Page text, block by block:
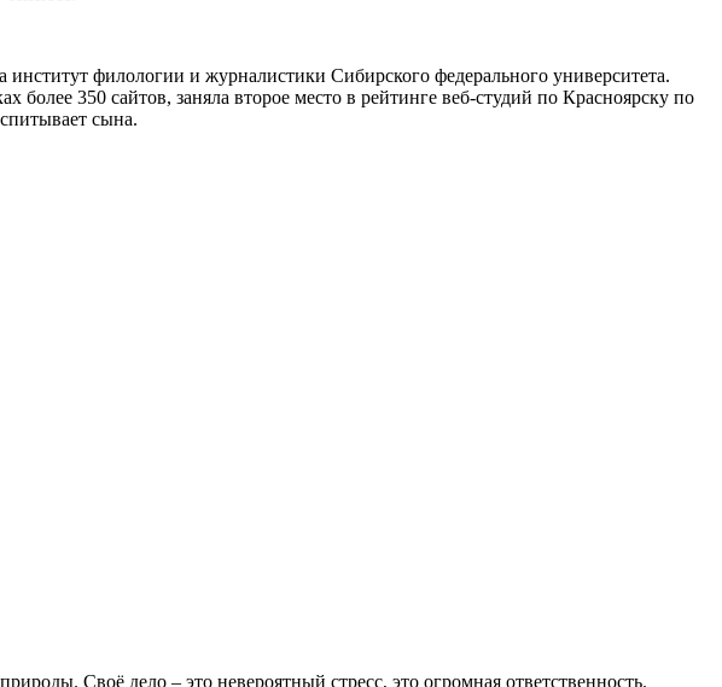
институт филологии и журналистики Сибирского федерального университета.
350 сайтов, заняла второе место в рейтинге веб-студий по Красноярску по
сына.
Своё дело – это невероятный стресс, это огромная ответственность.